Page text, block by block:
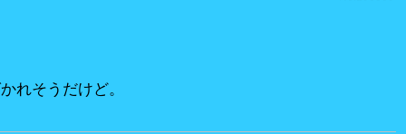
れそうだけど。